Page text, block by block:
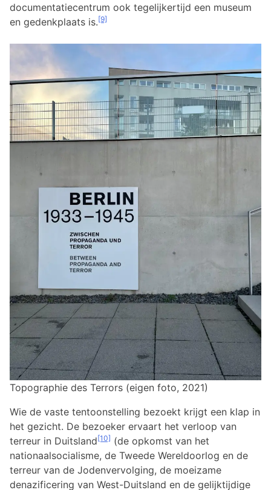
documentatiecentrum ook tegelijkertijd een museum
en gedenkplaats is. [9]
Topographie des Terrors (eigen foto, 2021)
Wie de vaste tentoonstelling bezoekt krijgt een klap in
het gezicht. De bezoeker ervaart het verloop van
terreur in Duitsland [10] (de opkomst van het
nationaalsocialisme, de Tweede Wereldoorlog en de
terreur van de Jodenvervolging, de moeizame
denazificering van West-Duitsland en de gelijktijdige